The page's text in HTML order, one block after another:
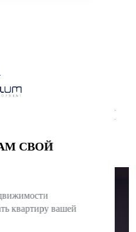
СВОЙ
квартиру вашей
ДЛЯ
0 0